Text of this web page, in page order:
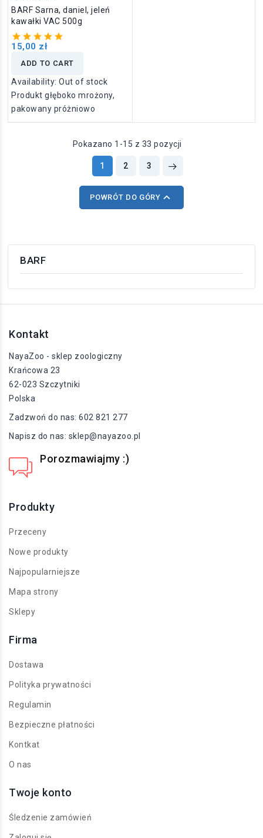
BARF Sarna, daniel, jeleń
kawałki VAC 500g
15,00 zł
ADD TO CART
Availability:Out of stock
Produkt głęboko mrożony,
pakowany próżniowo
Pokazano 1-15 z 33 pozycji
1 2 3
POWRÓT DO GÓRY 
BARF
Kontakt
NayaZoo - sklep zoologiczny
Krańcowa 23
62-023 Szczytniki
Polska
Zadzwoń do nas: 602 821 277
Napisz do nas: sklep@nayazoo.pl
Porozmawiajmy :)
Produkty
Przeceny
Nowe produkty
Najpopularniejsze
Mapa strony
Sklepy
Firma
Dostawa
Polityka prywatności
Regulamin
Bezpieczne płatności
Kontkat
O nas
Twoje konto
Śledzenie zamówień